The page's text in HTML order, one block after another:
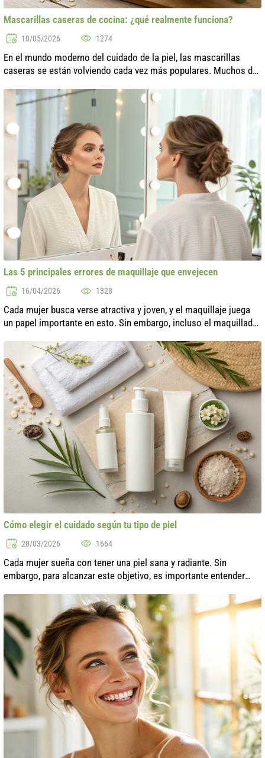
Mascarillas caseras de cocina: ¿qué realmente funciona?
10/05/2026 1274
En el mundo moderno del cuidado de la piel, las mascarillas
caseras se están volviendo cada vez más populares. Muchos de
se pueden encont...
Las 5 principales errores de maquillaje que envejecen
16/04/2026 1328
Cada mujer busca verse atractiva y joven, y el maquillaje juega
un papel importante en esto. Sin embargo, incluso el maquillador
rejuvenecer, a...
Cómo elegir el cuidado según tu tipo de piel
20/03/2026 1664
Cada mujer sueña con tener una piel sana y radiante. Sin
embargo, para alcanzar este objetivo, es importante entender
factor que determ...